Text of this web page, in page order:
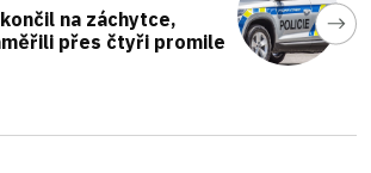
na záchytce,
přes čtyři promile